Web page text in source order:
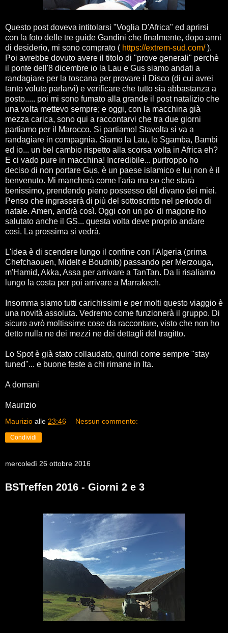
Questo post doveva intitolarsi "Voglia D'Africa" ed aprirsi
con la foto delle tre guide Gandini che finalmente, dopo anni
di desiderio, mi sono comprato ( https://extrem-sud.com/).
Poi avrebbe dovuto avere il titolo di "prove generali" perchè
il ponte dell'8 dicembre io la Lau e Gus siamo andati a
randagiare per la toscana per provare il Disco (di cui avrei
tanto voluto parlarvi) e verificare che tutto sia abbastanza a
posto..... poi mi sono fumato alla grande il post natalizio che
una volta mettevo sempre; e oggi, con la macchina già
mezza carica, sono qui a raccontarvi che tra due giorni
partiamo per il Marocco. Si partiamo! Stavolta si va a
randagiare in compagnia. Siamo la Lau, lo Sgamba, Bambi
ed io... un bel cambio rispetto alla scorsa volta in Africa eh?
E ci vado pure in macchina! Incredibile... purtroppo ho
deciso di non portare Gus, è un paese islamico e lui non è il
benvenuto. Mi mancherà come l'aria ma so che starà
benissimo, prendendo pieno possesso del divano dei miei.
Penso che ingrasserà di più del sottoscritto nel periodo di
natale. Amen, andrà così. Oggi con un po' di magone ho
salutato anche il GS... questa volta deve proprio andare
così. La prossima si vedrà.
L'idea è di scendere lungo il confine con l'Algeria (prima
Chefchaouen, Midelt e Boudnib) passando per Merzouga,
m'Hamid, Akka, Assa per arrivare a TanTan. Da li risaliamo
lungo la costa per poi arrivare a Marrakech.
Insomma siamo tutti carichissimi e per molti questo viaggio è
una novità assoluta. Vedremo come funzionerà il gruppo. Di
sicuro avrò moltissime cose da raccontare, visto che non ho
detto nulla ne dei mezzi ne dei dettagli del tragitto.
Lo Spot è già stato collaudato, quindi come sempre "stay
tuned"... e buone feste a chi rimane in Ita.
A domani
Maurizio
Maurizio alle 23:46 Nessun commento:
Condividi
mercoledì 26 ottobre 2016
BSTreffen 2016 - Giorni 2 e 3